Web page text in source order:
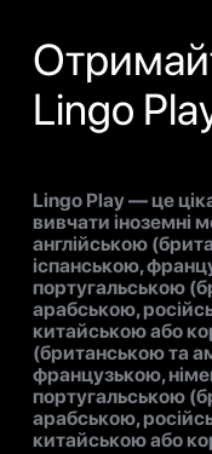
Lingo
Lingo Play — це
вивчати іноземні
англійською
іспанською,
португальською
арабською,
китайською або
(британською та
французькою,
португальською
арабською,
китайською або